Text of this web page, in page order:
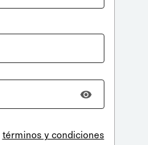
términos y condiciones